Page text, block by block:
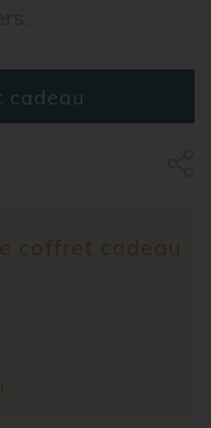
cadeau
coffret cadeau